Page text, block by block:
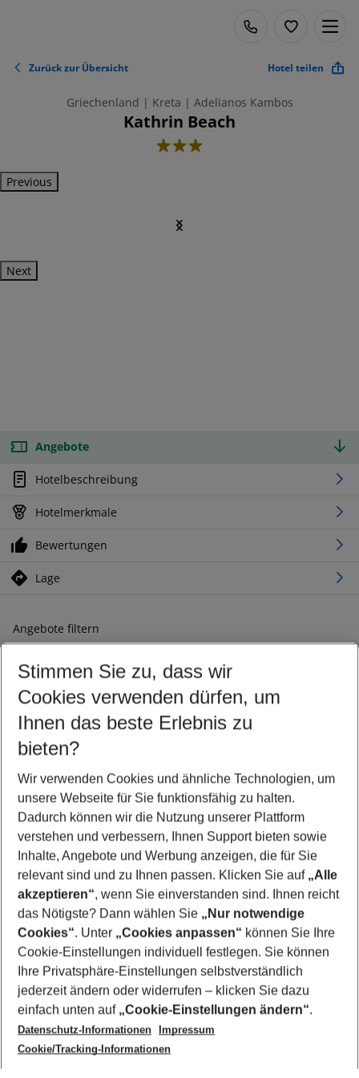
Zurück zur Übersicht Hotel teilen
Griechenland | Kreta | Adelianos Kambos
Kathrin Beach
3
Previous
Next
Angebote
Hotelbeschreibung
Hotelmerkmale
Bewertungen
Lage
Angebote filtern
Ändern Sie Ihre Kriterien nach Ihren Wünschen
Abflughafen wählen
Beliebiger Abflughafen
Reisezeitraum wählen
07.08.26– 05.08.27 5-8 Nächte
2 Erwachsene Keine Kinder
Mehr Filter anzeigen
Footer
Footer navigation
Über uns
AGB
Cookie-Einstellungen ändern
Cookie-Richtlinie
Datenschutz
Service & Hilfe
Barrierefreies Reisen
Check-in
Folgen Sie uns
Stimmen Sie zu, dass wir
Cookies verwenden dürfen, um
Ihnen das beste Erlebnis zu
bieten?
Wir verwenden Cookies und ähnliche Technologien, um
unsere Webseite für Sie funktionsfähig zu halten.
Dadurch können wir die Nutzung unserer Plattform
verstehen und verbessern, Ihnen Support bieten sowie
Inhalte, Angebote und Werbung anzeigen, die für Sie
relevant sind und zu Ihnen passen. Klicken Sie auf „Alle
akzeptieren“, wenn Sie einverstanden sind. Ihnen reicht
das Nötigste? Dann wählen Sie „Nur notwendige
Cookies“. Unter „Cookies anpassen“ können Sie Ihre
Cookie-Einstellungen individuell festlegen. Sie können
Ihre Privatsphäre-Einstellungen selbstverständlich
jederzeit ändern oder widerrufen – klicken Sie dazu
einfach unten auf „Cookie-Einstellungen ändern“.
Datenschutz-Informationen
Impressum
Cookie/Tracking-Informationen